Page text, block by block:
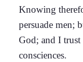
Knowing
persuade men;
God; and I trust
consciences.